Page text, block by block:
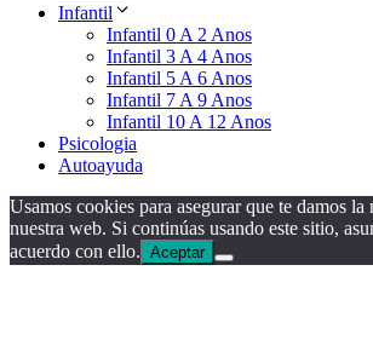
Infantil
Infantil 0 A 2 Anos
Infantil 3 A 4 Anos
Infantil 5 A 6 Anos
Infantil 7 A 9 Anos
Infantil 10 A 12 Anos
Psicologia
Autoayuda
Usamos cookies para asegurar que te damos
nuestra web. Si continúas usando este sitio,
acuerdo con ello. Aceptar